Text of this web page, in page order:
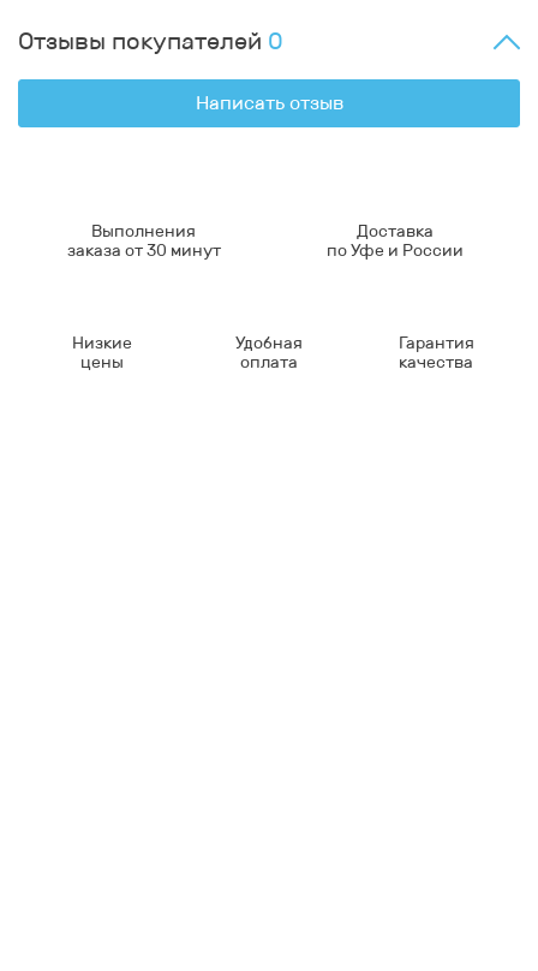
Отзывы покупателей 0
Написать отзыв
Выполнения
заказа от 30 минут
Доставка
по Уфе и России
Низкие
цены
Удобная
оплата
Гарантия
качества